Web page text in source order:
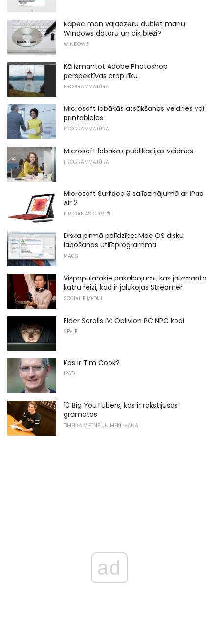
Kāpēc man vajadzētu dublēt manu
Windows datoru un cik bieži?
WINDOWS
Kā izmantot Adobe Photoshop
perspektīvas crop rīku
PROGRAMMATŪRA
Microsoft labākās atsākšanas veidnes vai
printableles
PROGRAMMATŪRA
Microsoft labākās publikācijas veidnes
PROGRAMMATŪRA
Microsoft Surface 3 salīdzinājumā ar iPad
Air 2
PIRKŠANAS CEĻVEŽI
Diska pirmā palīdzība: Mac OS disku
labošanas utilītprogramma
MACS
Vispopulārākie pakalpojumi, kas jāizmanto
katru reizi, kad ir jālūkojas Streamer
SOCIĀLIE MĒDIJI
Elder Scrolls IV: Oblivion PC NPC kodi
SPĒLE
Kas ir Tim Cook?
IPAD
10 Big YouTubers, kas ir rakstījušas
grāmatas
TĪMEKĻA VIETNE UN MEKLĒŠANA
ad